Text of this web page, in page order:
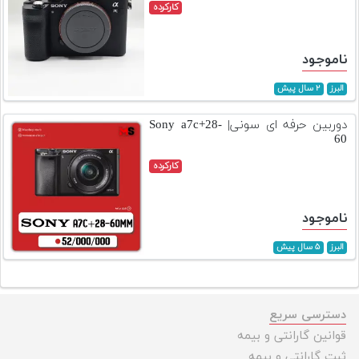
کارکرده
ناموجود
البرز ۲ سال پیش
دوربین حرفه ای سونی| Sony a7c+28-
60
کارکرده
ناموجود
البرز ۵ سال پیش
دسترسی سریع
قوانین گارانتی و بیمه